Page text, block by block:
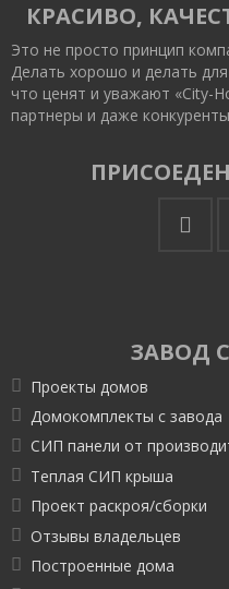
КРАСИВО,
Это не просто принцип
Делать хорошо и делать
что ценят и уважают «City-
партнеры и даже
ЗАВОД
Проекты домов
Домокомплекты с завода
СИП панели от
Теплая СИП крыша
Проект раскроя/сборки
Отзывы владельцев
Построенные дома